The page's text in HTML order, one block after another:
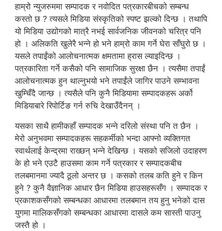
हाम्रो न्युजरुममा सम्पादक र नवोदित पत्रकारबीचको सम्बन्ध
कस्तो छ ? त्यसले मिडिया संस्कृतिको स्पष्ट झल्को दिन्छ । तथापि
यो मिडिया उद्योगको मात्रै नभई सार्वजनिक जीवनको चरित्र पनि
हो । अलिकति खुलेरै भन्ने हो भने हाम्रो काम गर्ने घेरा साँघुरो छ ।
यसले तपाईंको आलोचनात्मक क्षमतामा ह्रास ल्याइदिन्छ ।
पत्रकारिता गर्ने कसैको पनि सामाजिक सुरक्षा छैन । त्यसैमा तपाईं
आलोचनात्मक हुन थाल्नुभयो भने तपाईंले जागिर पाउने सम्भावना
खुम्चिँदै जान्छ । त्यसैले पनि कुनै मिडियामा सम्पादकहरू अर्को
मिडियाबारे रिपोर्टिङ गर्न रुचि देखाउँदैनन् ।
यसका साथै हामीकहाँ सम्पादक भन्ने दरिलो संस्था पनि त छैन ।
मेरो अनुभवमा सम्पादकहरू सहकर्मीको भन्दा आफ्नो व्यक्तिगत
स्वार्थलाई केन्द्रमा राख्छन् भन्ने देखिन्छ । यसको सजिलो उदाहरण
के हो भने एउटै हाउसमा काम गर्ने पत्रकार र सम्पादकबीच
तलबमानमा ज्यादै ठूलो अन्तर छ । कसको तलब कति हुने र किन
हुने ? कुनै वैज्ञानिक आधार छैन मिडिया हाउसहरूसँग । सम्पादक र
प्रकाशकसँगको सम्बन्धका आधारमा तलबमान तय हुनु भनेको दास
युगमा मालिकसँगको सम्बन्धका आधारमा दासले कम सास्ती पाउनु
जस्तै हो ।